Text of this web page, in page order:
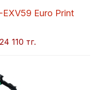
Euro Print
24 110 тг.